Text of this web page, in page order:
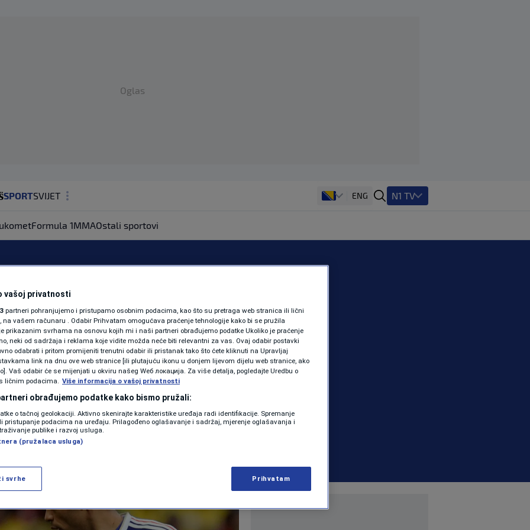
Oglas
SPORTSVIJET
ZDRAVLJE
SHOWBIZ
KOLUMNE
PODCAST
N1 SPECIJAL
FENOMENI
NEISTRAŽENO
VIRALNO
VIDEO
ENG N1 TV
Formula 1MMAOstali sportovi
brutalno
"Radi se o
i moronima"
NOGOMET 0 komentara
Više
vašoj privatnosti
partneri pohranjujemo i pristupamo osobnim podacima, kao što su pretraga web stranica ili lični
na vašem računaru . Odabir Prihvatam omogućava praćenje tehnologije kako bi se pružila
prikazanim svrhama na osnovu kojih mi i naši partneri obrađujemo podatke Ukoliko je praćenje
neki od sadržaja i reklama koje vidite možda neće biti relevantni za vas. Ovaj odabir postavki
odabrati i pritom promijeniti trenutni odabir ili pristanak tako što ćete kliknuti na Upravljaj
link na dnu ove web stranice [ili plutajuću ikonu u donjem lijevom dijelu web stranice, ako
Vaš odabir će se mijenjati u okviru našeg Wеб локација. Za više detalja, pogledajte Uredbu o
ličnim podacima. Više informacija o vašoj privatnosti
obrađujemo podatke kako bismo pružali:
o tačnoj geolokaciji. Aktivno skenirajte karakteristike uređaja radi identifikacije. Spremanje
pristupanje podacima na uređaju. Prilagođeno oglašavanje i sadržaj, mjerenje oglašavanja i
publike i razvoj usluga.
(pružalaca usluga)
svrhe Prihvatam